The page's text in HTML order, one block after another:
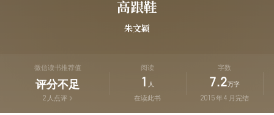
高跟鞋
朱文颖
微信读书推荐值
评分不足
2 人点评
阅读
1 人
在读此书
字数
7.2 万字
2015 年 4 月完结